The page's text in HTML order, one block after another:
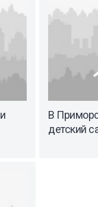
В
детский